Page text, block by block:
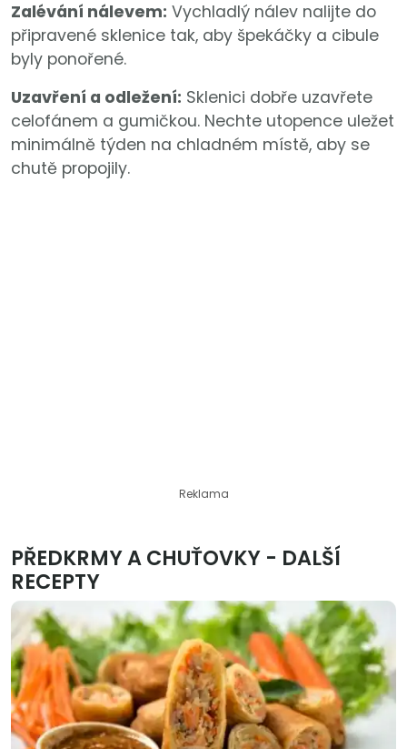
Zalévání nálevem: Vychladlý nálev nalijte do
připravené sklenice tak, aby špekáčky a cibule
byly ponořené.
Uzavření a odležení: Sklenici dobře uzavřete
celofánem a gumičkou. Nechte utopence uležet
minimálně týden na chladném místě, aby se
chutě propojily.
Reklama
PŘEDKRMY A CHUŤOVKY - DALŠÍ
RECEPTY